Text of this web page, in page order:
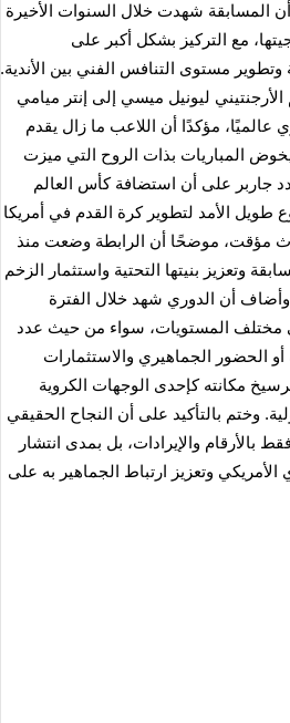
المسابقة شهدت خلال السنوات الأخيرة
مع التركيز بشكل أكبر على
مستوى التنافس الفني بين الأندية.
ليونيل ميسي إلى إنتر ميامي
مؤكدًا أن اللاعب ما زال يقدم
المباريات بذات الروح التي ميزت
جاربر على أن استضافة كأس العالم
طويل الأمد لتطوير كرة القدم في أمريكا
مؤقت، موضحًا أن الرابطة وضعت منذ
وتعزيز بنيتها التحتية واستثمار الزخم
وأضاف أن الدوري شهد خلال الفترة
مختلف المستويات، سواء من حيث عدد
أو الحضور الجماهيري والاستثمارات
مكانته كإحدى الوجهات الكروية
وختم بالتأكيد على أن النجاح الحقيقي
بالأرقام والإيرادات، بل بمدى انتشار
الأمريكي وتعزيز ارتباط الجماهير به على